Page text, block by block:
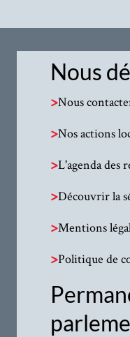
Nous
>Nous
>Nos actions
>L'agenda des
>Découvrir la
>Mentions
>Politique de